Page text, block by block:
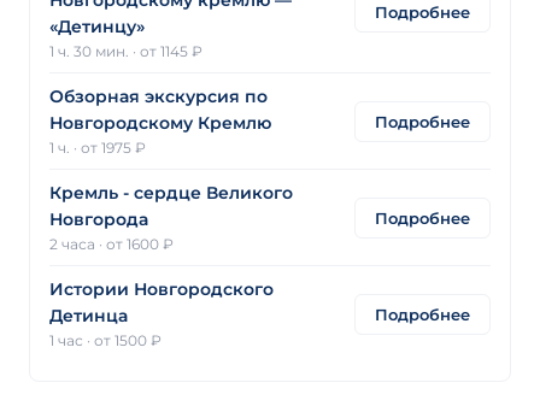
«Детинцу»
1 ч. 30 мин. · от 1145 ₽
Подробнее
Обзорная экскурсия по
Новгородскому Кремлю
1 ч. · от 1975 ₽
Подробнее
Кремль - сердце Великого
Новгорода
2 часа · от 1600 ₽
Подробнее
Истории Новгородского
Детинца
1 час · от 1500 ₽
Подробнее